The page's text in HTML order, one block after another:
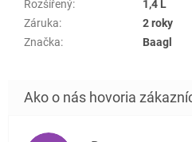
Rozšířený:
1,4 L
Záruka:
2 roky
Značka: Baagl